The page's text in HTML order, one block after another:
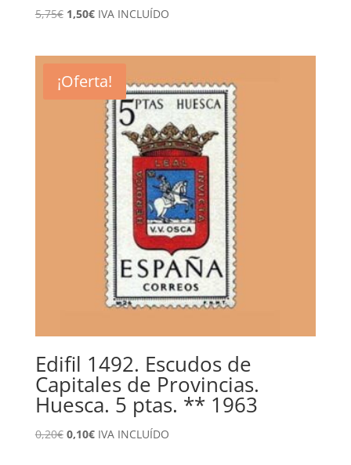
5,75€ El
5,75€.
1,50€El
1,50€.
IVA INCLUÍDO
¡Oferta!
Edifil 1492. Escudos de
Capitales de Provincias.
Huesca. 5 ptas. ** 1963
0,20€ El
0,10€ElIVA INCLUÍDO